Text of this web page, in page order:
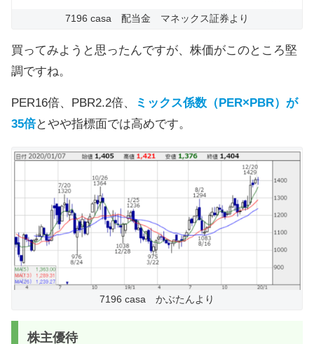
7196 casa 配当金 マネックス証券より
買ってみようと思ったんですが、株価がこのところ堅
調ですね。
PER16倍、PBR2.2倍、
ミックス係数（PER×PBR）が
35倍とやや指標面では高めです。
7196 casa かぶたんより
株主優待